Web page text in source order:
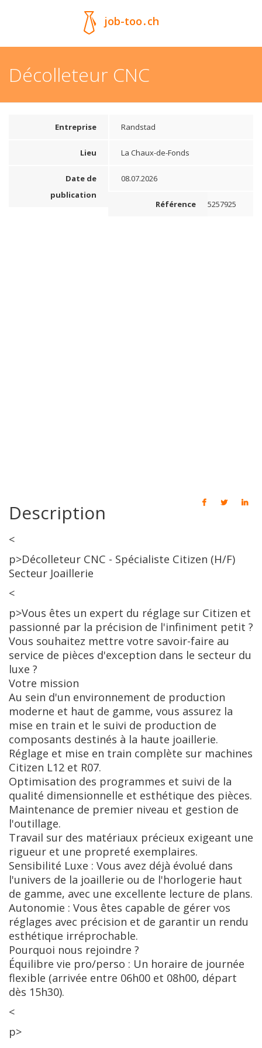
job-too.ch
Décolleteur CNC
Entreprise Randstad
Lieu La Chaux-de-Fonds
Date de
publication
08.07.2026
Référence 5257925
Description
<
p>Décolleteur CNC - Spécialiste Citizen (H/F)
Secteur Joaillerie
<
p>Vous êtes un expert du réglage sur Citizen et
passionné par la précision de l'infiniment petit ?
Vous souhaitez mettre votre savoir-faire au
service de pièces d'exception dans le secteur du
luxe ?
Votre mission
Au sein d'un environnement de production
moderne et haut de gamme, vous assurez la
mise en train et le suivi de production de
composants destinés à la haute joaillerie.
Réglage et mise en train complète sur machines
Citizen L12 et R07.
Optimisation des programmes et suivi de la
qualité dimensionnelle et esthétique des pièces.
Maintenance de premier niveau et gestion de
l'outillage.
Travail sur des matériaux précieux exigeant une
rigueur et une propreté exemplaires.
Sensibilité Luxe : Vous avez déjà évolué dans
l'univers de la joaillerie ou de l'horlogerie haut
de gamme, avec une excellente lecture de plans.
Autonomie : Vous êtes capable de gérer vos
réglages avec précision et de garantir un rendu
esthétique irréprochable.
Pourquoi nous rejoindre ?
Équilibre vie pro/perso : Un horaire de journée
flexible (arrivée entre 06h00 et 08h00, départ
dès 15h30).
<
p>